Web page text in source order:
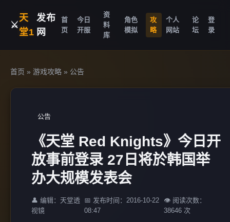
⚔️
天
堂1
发布
网
首
页
今日
开服
资
料
库
角色
模拟
攻
略
个人
网站
论
坛
登
录
首页 » 游戏攻略 » 公告
公告
《天堂 Red Knights》今日开
放事前登录 27日将於韩国举
办大规模发表会
👤 编辑：天堂透
视镜
📅 发布时间：2016-10-22
08:47
👁️ 阅读次数：
38646 次